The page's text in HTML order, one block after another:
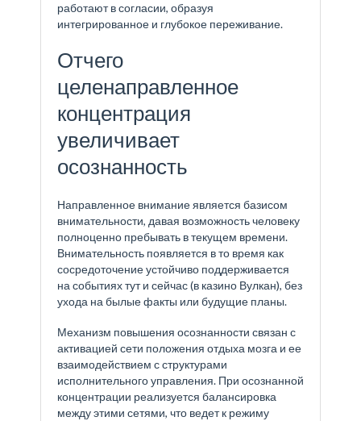
работают в согласии, образуя
интегрированное и глубокое переживание.
Отчего
целенаправленное
концентрация
увеличивает
осознанность
Направленное внимание является базисом
внимательности, давая возможность человеку
полноценно пребывать в текущем времени.
Внимательность появляется в то время как
сосредоточение устойчиво поддерживается
на событиях тут и сейчас (в казино Вулкан), без
ухода на былые факты или будущие планы.
Механизм повышения осознанности связан с
активацией сети положения отдыха мозга и ее
взаимодействием с структурами
исполнительного управления. При осознанной
концентрации реализуется балансировка
между этими сетями, что ведет к режиму